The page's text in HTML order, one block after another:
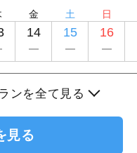
金
14
土
15
日
16
ンを全て見る
見る